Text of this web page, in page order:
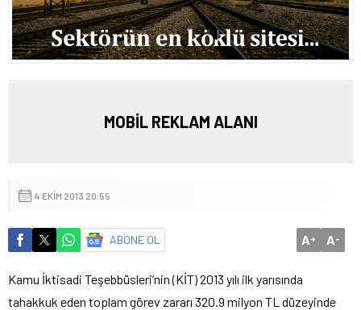
MOBİL REKLAM ALANI
4 EKIM 2013 20:55
ABONE OL A+ A-
Kamu İktisadi Teşebbüsleri’nin (KİT) 2013 yılı ilk yarısında
tahakkuk eden toplam görev zararı 320.9 milyon TL düzeyinde